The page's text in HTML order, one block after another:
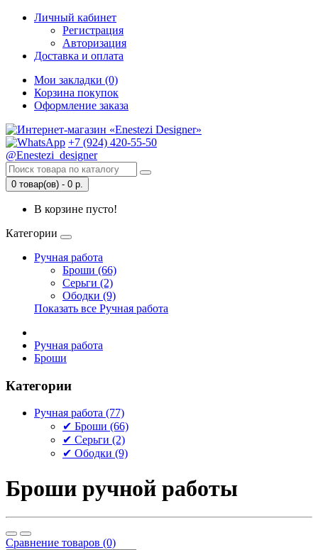
Личный кабинет
Регистрация
Авторизация
Доставка и оплата
Мои закладки (0)
Корзина покупок
Оформление заказа
+7 (924) 420-55-50
@Enestezi_designer
0 товар(ов) - 0 р.
В корзине пусто!
Категории
Ручная работа
Броши (66)
Серьги (2)
Ободки (9)
Показать все Ручная работа
Ручная работа
Броши
Категории
Ручная работа (77)
✔ Броши (66)
✔ Серьги (2)
✔ Ободки (9)
Броши ручной работы
Сравнение товаров (0)